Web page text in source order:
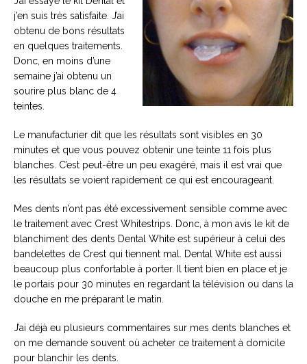
j’en suis très satisfaite. J’ai
obtenu de bons résultats
en quelques traitements.
Donc, en moins d’une
semaine j’ai obtenu un
sourire plus blanc de 4
teintes.
Le manufacturier dit que les résultats sont visibles en 30
minutes et que vous pouvez obtenir une teinte 11 fois plus
blanches. C’est peut-être un peu exagéré, mais il est vrai que
les résultats se voient rapidement ce qui est encourageant.
Mes dents n’ont pas été excessivement sensible comme avec
le traitement avec Crest Whitestrips. Donc, à mon avis le kit de
blanchiment des dents Dental White est supérieur à celui des
bandelettes de Crest qui tiennent mal. Dental White est aussi
beaucoup plus confortable à porter. Il tient bien en place et je
le portais pour 30 minutes en regardant la télévision ou dans la
douche en me préparant le matin.
J’ai déjà eu plusieurs commentaires sur mes dents blanches et
on me demande souvent où acheter ce traitement à domicile
pour blanchir les dents.